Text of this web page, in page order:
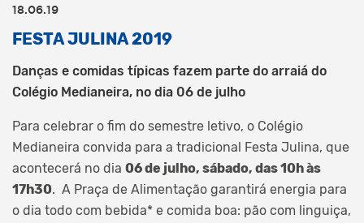
18.06.19
FESTA JULINA 2019
Danças e comidas típicas fazem parte do arraiá do
Colégio Medianeira, no dia 06 de julho
Para celebrar o fim do semestre letivo, o Colégio
Medianeira convida para a tradicional Festa Julina, que
acontecerá no dia 06 de julho, sábado, das 10h às
17h30. A Praça de Alimentação garantirá energia para
o dia todo com bebida* e comida boa: pão com linguiça,